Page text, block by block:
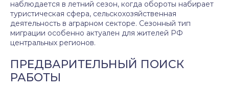
наблюдается в летний сезон, когда обороты набирает
туристическая сфера, сельскохозяйственная
деятельность в аграрном секторе. Сезонный тип
миграции особенно актуален для жителей РФ
центральных регионов.
ПРЕДВАРИТЕЛЬНЫЙ ПОИСК
РАБОТЫ